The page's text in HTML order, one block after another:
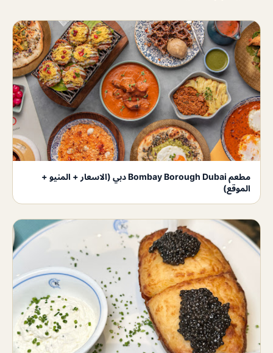
مطعم Bombay Borough Dubai دبي (الاسعار + المنيو +
الموقع)